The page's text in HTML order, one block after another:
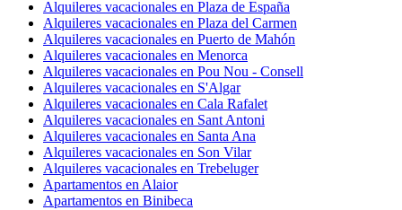
Alquileres vacacionales en Plaza de España
Alquileres vacacionales en Plaza del Carmen
Alquileres vacacionales en Puerto de Mahón
Alquileres vacacionales en Menorca
Alquileres vacacionales en Pou Nou - Consell
Alquileres vacacionales en S'Algar
Alquileres vacacionales en Cala Rafalet
Alquileres vacacionales en Sant Antoni
Alquileres vacacionales en Santa Ana
Alquileres vacacionales en Son Vilar
Alquileres vacacionales en Trebeluger
Apartamentos en Alaior
Apartamentos en Binibeca